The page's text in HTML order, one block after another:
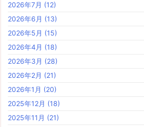
2026年7月 (12)
2026年6月 (13)
2026年5月 (15)
2026年4月 (18)
2026年3月 (28)
2026年2月 (21)
2026年1月 (20)
2025年12月 (18)
2025年11月 (21)